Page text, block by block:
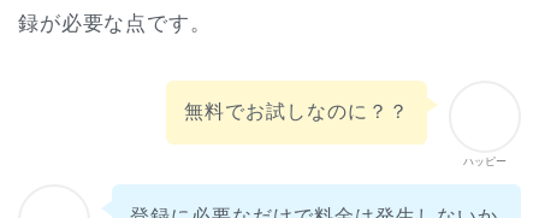
録が必要な点です。
ハッピー
無料でお試しなのに？？